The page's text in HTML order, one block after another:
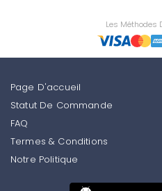
Les Méthodes
Page D'accueil
Statut De Commande
FAQ
Termes & Conditions
Notre Politique